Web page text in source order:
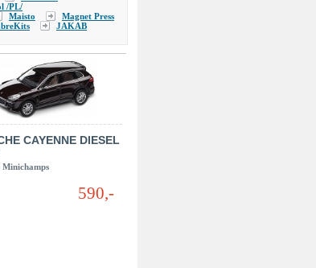
/PL/
Maisto
Magnet Press
JAKAB
CAYENNE DIESEL
Minichamps
590,-